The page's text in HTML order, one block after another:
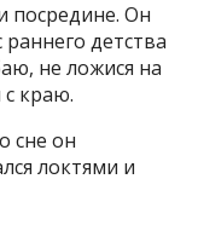
посредине. Он
детства
не ложися на
с краю.
сне он
локтями и